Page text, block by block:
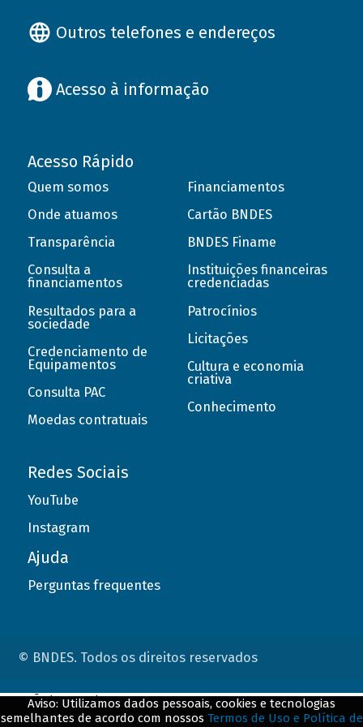
Outros telefones e endereços
Acesso à informação
Acesso Rápido
Quem somos
Onde atuamos
Transparência
Consulta a
financiamentos
Resultados para a
sociedade
Credenciamento de
Equipamentos
Consulta PAC
Moedas contratuais
Financiamentos
Cartão BNDES
BNDES Finame
Instituições financeiras
credenciadas
Patrocínios
Licitações
Cultura e economia
criativa
Conhecimento
Redes Sociais
YouTube
Instagram
Ajuda
Perguntas frequentes
© BNDES. Todos os direitos reservados
Aviso: Utilizamos dados pessoais, cookies e tecnologias
semelhantes de acordo com nossos Termos de Uso e Política de
ConteÃºdo complementar